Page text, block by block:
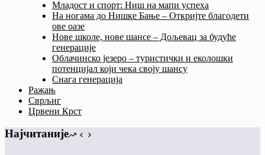
Младост и спорт: Ниш на мапи успеха
На ногама до Нишке Бање – Откријте благодети
ове оазе
Нове школе, нове шансе – Дољевац за будуће
генерације
Облачинско језеро – туристички и еколошки
потенцијал који чека своју шансу
Снага генерација
Ражањ
Сврљиг
Црвени Крст
Најчитаније